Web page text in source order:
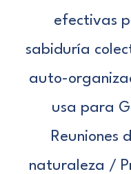
efectivas
sabiduría
auto-
usa para
Reuniones
naturaleza /